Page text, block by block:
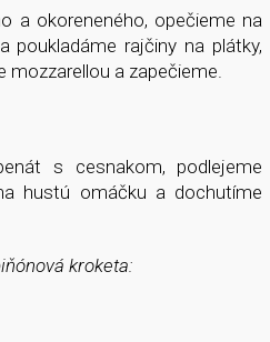
a okoreneného, opečieme na
poukladáme rajčiny na plátky,
mozzarellou a zapečieme.
s cesnakom, podlejeme
hustú omáčku a dochutíme
kroketa: